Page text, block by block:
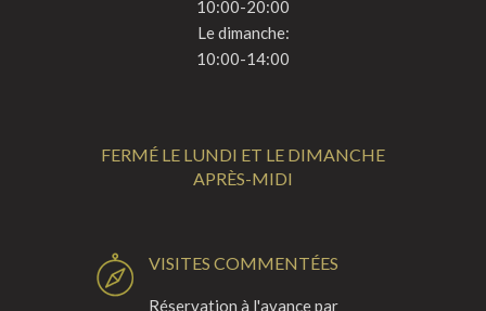
10:00-20:00
Le dimanche:
10:00-14:00
FERMÉ LE LUNDI ET LE DIMANCHE
APRÈS-MIDI
VISITES COMMENTÉES
Réservation à l'avance par